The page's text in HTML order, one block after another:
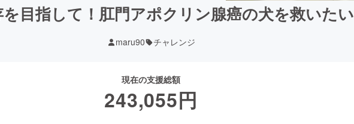
目指して！肛門アポクリン腺癌の犬を救いたい
maru90 チャレンジ
現在の支援総額
243,055円